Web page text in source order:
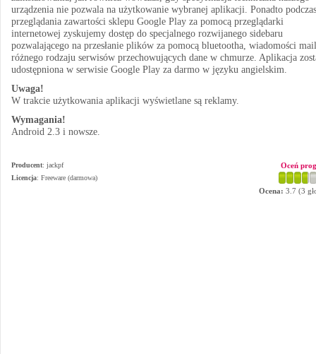
urządzenia nie pozwala na użytkowanie wybranej aplikacji. Ponadto podczas
przeglądania zawartości sklepu Google Play za pomocą przeglądarki
internetowej zyskujemy dostęp do specjalnego rozwijanego sidebaru
pozwalającego na przesłanie plików za pomocą bluetootha, wiadomości
różnego rodzaju serwisów przechowujących dane w chmurze. Aplikacja
udostępniona w serwisie Google Play za darmo w języku angielskim.
Uwaga!
W trakcie użytkowania aplikacji wyświetlane są reklamy.
Wymagania!
Android 2.3 i nowsze.
Producent: jackpf
Licencja: Freeware (darmowa)
Oceń
Ocena: 3.7 (3